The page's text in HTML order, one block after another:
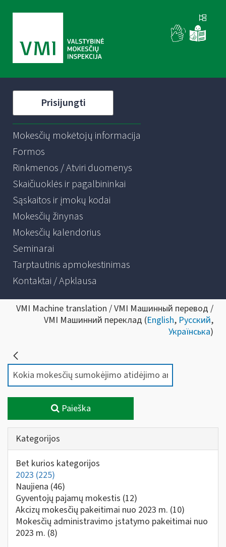
Prisijungti
Mokesčių mokėtojų informacija
Formos
Rinkmenos / Atviri duomenys
Skaičiuoklės ir pagalbininkai
Sąskaitos ir įmokų kodai
Mokesčių žinynas
Mokesčių kalendorius
Seminarai
Tarptautinis apmokestinimas
Kontaktai / Apklausa
VMI Machine translation / VMI Машинный перевод /
VMI Машинний переклад (English, Русский,
Українська)
Paieška
Kategorijos
Bet kurios kategorijos
2023 (225)
Naujiena (46)
Gyventojų pajamų mokestis (12)
Akcizų mokesčių pakeitimai nuo 2023 m. (10)
Mokesčių administravimo įstatymo pakeitimai nuo
2023 m. (8)